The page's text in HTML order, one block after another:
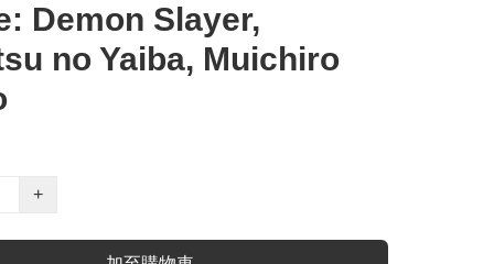
Demon Slayer,
no Yaiba, Muichiro
+